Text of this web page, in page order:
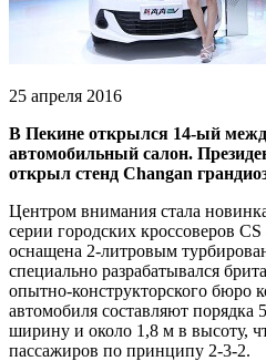
25 апреля 2016
В Пекине открылся 14-ый
автомобильный салон.
открыл стенд Changan
Центром внимания стала
серии городских кроссоверов
оснащена 2-литровым
специально разрабатывался
опытно-конструкторского бюро
автомобиля составляют порядка
ширину и около 1,8 м в высоту,
пассажиров по принципу 2-3-2.